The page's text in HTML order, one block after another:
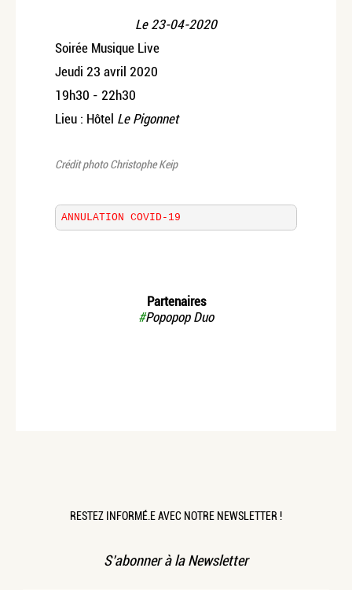
Le 23-04-2020
Soirée Musique Live
Jeudi 23 avril 2020
19h30 - 22h30
Lieu : Hôtel Le Pigonnet
Crédit photoChristophe Keip
ANNULATION COVID-19
Partenaires
#Popopop Duo
RESTEZ INFORMÉ.E AVEC NOTRE NEWSLETTER !
S’abonner à la Newsletter